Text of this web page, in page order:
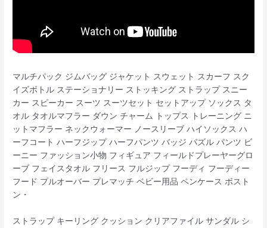
マルチパック ジムバッグ ジャケット スウェット スカーフ スク
イズボトル ステーショナリー ストッキング ストラップ スニー
カー スピーカー スーツ スーツセット セットアップ ソックス タ
オル タオルマフラー ダウン チャーム トップス トレーニング ニ
ットマフラー ネックウォーマー ノースリーブ ハイソックス ハ
ーフコート ハーフジップ ハーフパンツ バッジ パズル パンツ ビ
ーニー ファッション小物 フィギュア フィールドプレーヤーグロ
ーブ フェイスタオル フリース フルジップ フーディ フーディー
フード プルオーバー プレマッチ ベビー用品 ペンケース ボスト
ン・
ストラップ キーリング クッション クリアファイル サンダル シ